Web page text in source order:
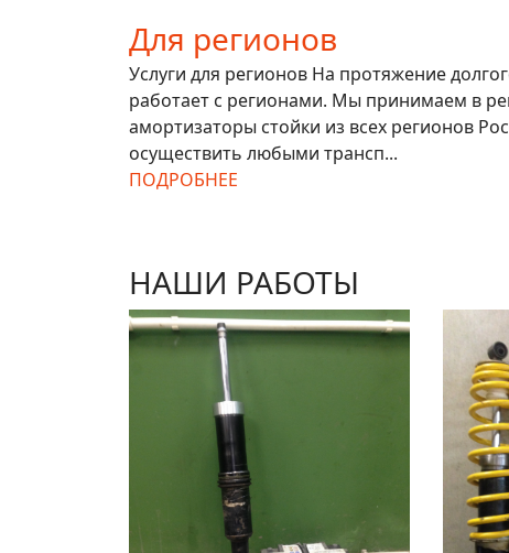
Для регионов
Услуги для регионов На протяжение
работает с регионами. Мы принимаем в
амортизаторы стойки из всех регионов
осуществить любыми трансп...
ПОДРОБНЕЕ
НАШИ РАБОТЫ